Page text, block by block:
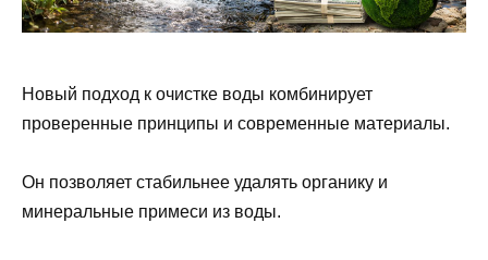
Новый подход к очистке воды комбинирует
проверенные принципы и современные материалы.
Он позволяет стабильнее удалять органику и
минеральные примеси из воды.